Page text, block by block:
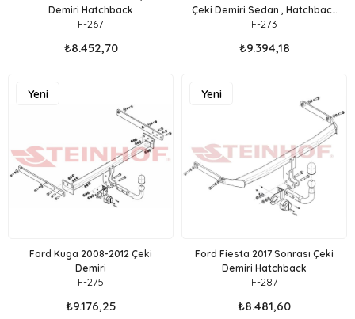
Demiri Hatchback
F-267
₺8.452,70
Çeki Demiri Sedan , Hatchback
, Stationwagon
F-273
₺9.394,18
Ford Kuga 2008-2012 Çeki
Demiri
F-275
₺9.176,25
Yeni
Ford Fiesta 2017 Sonrası Çeki
Demiri Hatchback
F-287
₺8.481,60
Yeni